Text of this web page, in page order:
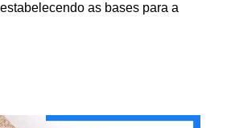
as bases para a